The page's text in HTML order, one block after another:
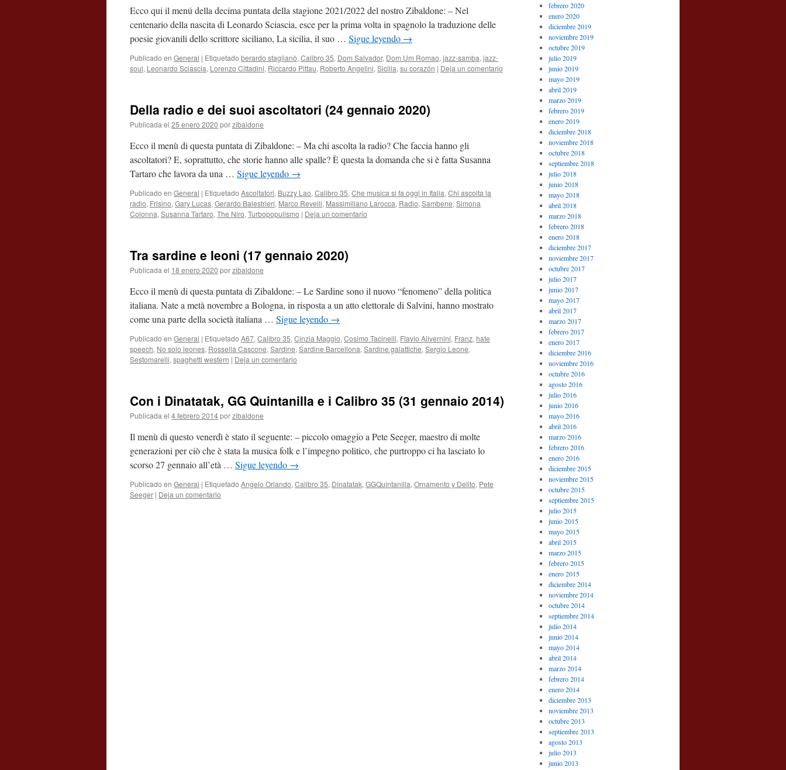
Ecco qui il menú della decima puntata della stagione 2021/2022 del nostro Zibaldone: – Nel
centenario della nascita di Leonardo Sciascia, esce per la prima volta in spagnolo la traduzione delle
poesie giovanili dello scrittore siciliano, La sicilia, il suo … Sigue leyendo →
Publicado en General | Etiquetado berardo staglianò, Calibro 35, Dom Salvador, Dom Um Romao, jazz-samba, jazz-
soul, Leonardo Sciascia, Lorenzo Cittadini, Riccardo Pittau, Roberto Angelini, Sicilia, su corazón | Deja un comentario
Della radio e dei suoi ascoltatori (24 gennaio 2020)
Publicada el 25 enero 2020 porzibaldone
Ecco il menù di questa puntata di Zibaldone: – Ma chi ascolta la radio? Che faccia hanno gli
ascoltatori? E, soprattutto, che storie hanno alle spalle? È questa la domanda che si è fatta Susanna
Tartaro che lavora da una … Sigue leyendo →
Publicado en General | Etiquetado Ascoltatori, Buzzy Lao, Calibro 35, Che musica si fa oggi in Italia, Chi ascolta la
radio, Frisino, Gary Lucas, Gerardo Balestrieri, Marco Revelli, Massimiliano Larocca, Radio, Sambene, Simona
Colonna, Susanna Tartaro, The Niro, Turbopopulismo | Deja un comentario
Tra sardine e leoni (17 gennaio 2020)
Publicada el 18 enero 2020 porzibaldone
Ecco il menù di questa puntata di Zibaldone: – Le Sardine sono il nuovo “fenomeno” della politica
italiana. Nate a metà novembre a Bologna, in risposta a un atto elettorale di Salvini, hanno mostrato
come una parte della società italiana … Sigue leyendo →
Publicado en General | Etiquetado A67, Calibro 35, Cinzia Maggio, Cosimo Tacinelli, Flavio Alivernini, Franz, hate
speech, No solo leones, Rossella Cascone, Sardine, Sardine Barcellona, Sardine galattiche, Sergio Leone,
Sestomarelli, spaghetti western | Deja un comentario
Con i Dinatatak, GG Quintanilla e i Calibro 35 (31 gennaio 2014)
Publicada el 4 febrero 2014porzibaldone
Il menù di questo venerdì è stato il seguente: – piccolo omaggio a Pete Seeger, maestro di molte
generazioni per ciò che è stata la musica folk e l’impegno politico, che purtroppo ci ha lasciato lo
scorso 27 gennaio all’età … Sigue leyendo →
Publicado en General | Etiquetado Angelo Orlando, Calibro 35, Dinatatak, GGQuintanilla, Ornamento y Delito, Pete
Seeger | Deja un comentario
febrero 2020
enero 2020
diciembre 2019
noviembre 2019
octubre 2019
julio 2019
junio 2019
mayo 2019
abril 2019
marzo 2019
febrero 2019
enero 2019
diciembre 2018
noviembre 2018
octubre 2018
septiembre 2018
julio 2018
junio 2018
mayo 2018
abril 2018
marzo 2018
febrero 2018
enero 2018
diciembre 2017
noviembre 2017
octubre 2017
julio 2017
junio 2017
mayo 2017
abril 2017
marzo 2017
febrero 2017
enero 2017
diciembre 2016
noviembre 2016
octubre 2016
agosto 2016
julio 2016
junio 2016
mayo 2016
abril 2016
marzo 2016
febrero 2016
enero 2016
diciembre 2015
noviembre 2015
octubre 2015
septiembre 2015
julio 2015
junio 2015
mayo 2015
abril 2015
marzo 2015
febrero 2015
enero 2015
diciembre 2014
noviembre 2014
octubre 2014
septiembre 2014
julio 2014
junio 2014
mayo 2014
abril 2014
marzo 2014
febrero 2014
enero 2014
diciembre 2013
noviembre 2013
octubre 2013
septiembre 2013
agosto 2013
julio 2013
junio 2013